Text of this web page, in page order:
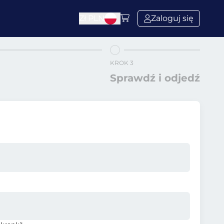
Zaloguj się
KROK 3
Sprawdź i odjedź